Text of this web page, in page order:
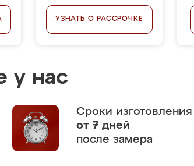
УЗНАТЬ О РАССРОЧКЕ
у нас
Сроки изготовления
от 7 дней
после замера